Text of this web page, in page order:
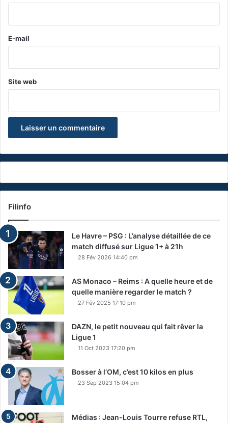
e
E-mail
Site web
Filinfo
Le Havre – PSG : L’analyse détaillée de ce
match diffusé sur Ligue 1+ à 21h
28 Fév 2026 14:40 pm
AS Monaco – Reims : A quelle heure et de
quelle manière regarder le match ?
27 Fév 2025 17:10 pm
DAZN, le petit nouveau qui fait rêver la
Ligue 1
11 Oct 2023 17:20 pm
Bosser à l’OM, c’est 10 kilos en plus
23 Sep 2023 15:04 pm
Médias : Jean-Louis Tourre refuse RTL,